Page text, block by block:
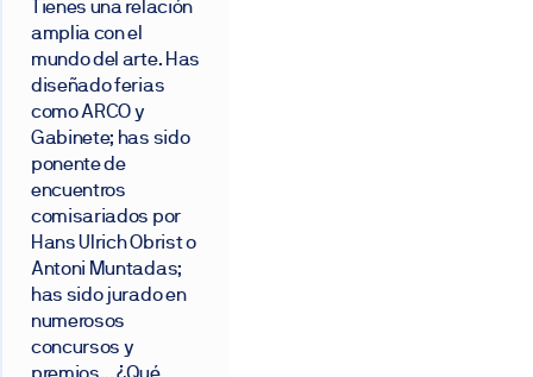
Tienes una relación
amplia con el
mundo del arte. Has
diseñado ferias
como ARCO y
Gabinete; has sido
ponente de
encuentros
comisariados por
Hans Ulrich Obrist o
Antoni Muntadas;
has sido jurado en
numerosos
concursos y
premios… ¿Qué